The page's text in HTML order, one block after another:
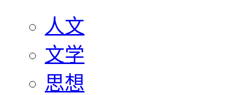
人文
文学
思想